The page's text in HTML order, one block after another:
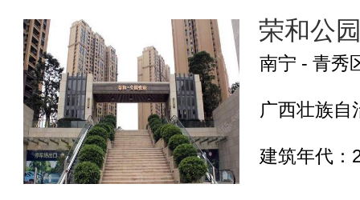
荣和公
南宁 - 青秀
广西壮族自
建筑年代：